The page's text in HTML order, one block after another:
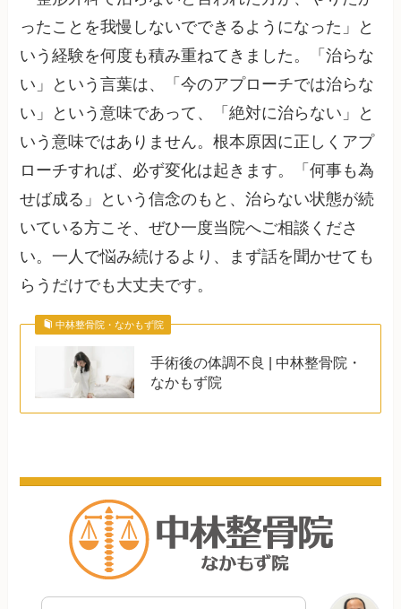
ったことを我慢しないでできるようになった」と
いう経験を何度も積み重ねてきました。「治らな
い」という言葉は、「今のアプローチでは治らな
い」という意味であって、「絶対に治らない」と
いう意味ではありません。根本原因に正しくアプ
ローチすれば、必ず変化は起きます。「何事も為
せば成る」という信念のもと、治らない状態が続
いている方こそ、ぜひ一度当院へご相談くださ
い。一人で悩み続けるより、まず話を聞かせても
らうだけでも大丈夫です。
中林整骨院・なかもず院
手術後の体調不良 | 中林整骨院・
なかもず院